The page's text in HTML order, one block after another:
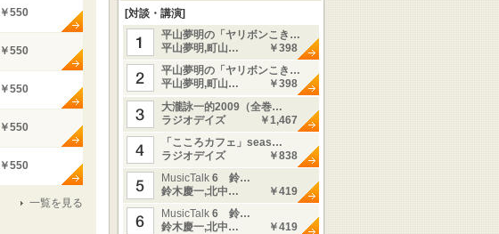
￥550
￥550
￥550
￥550
￥550
一覧を見る
[対談・講演]
平山夢明の「ヤリボンこき…
平山夢明,町山…
￥398
平山夢明の「ヤリボンこき…
平山夢明,町山…
￥398
大瀧詠一的2009（全巻…
ラジオデイズ
￥1,467
「こころカフェ」seas…
ラジオデイズ
￥838
MusicTalk 6 鈴…
鈴木慶一,北中…
￥419
MusicTalk 6 鈴…
鈴木慶一,北中…
￥419